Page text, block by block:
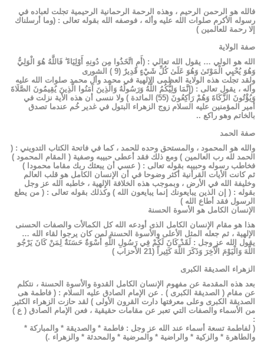
فالله هو الرحمن الرحيم ، وهذه الرحمة الرحمانية الرحيمية تجلت لعباده في
رسوله الأكرم صلوات الله عليه وأله ، فوصفه الله بقوله تعالى : (وما أرسلناك
إلا رحمة للعالمين )
صفة الولاية
الله هو الولي … يقول الله تعالي : (أَمِ اتَّخَذُوا مِن دُونِهِ أَوْلِيَاءَ ۖ فَاللَّهُ هُوَ الْوَلِيُّ
وَهُوَ يُحْيِي الْمَوْتَىٰ وَهُوَ عَلَىٰ كُلِّ شَيْءٍ قَدِيرٌ (9 ) الشورى
ولقد تجلت هذه الولاية العظمى الإلهية في محمد وأل محمد صلوات الله عليه
وأله ، يقول تعالى : (إِنَّمَا وَلِيُّكُمُ اللَّهُ وَرَسُولُهُ وَالَّذِينَ آمَنُوا الَّذِينَ يُقِيمُونَ الصَّلَاةَ
وَيُؤْتُونَ الزَّكَاةَ وَهُمْ رَاكِعُونَ (55) المائدة ) ولا ننسى أن هذه الأية نزلت في
أمير المؤمنين عليه السلام زوج الزهراء البتول في غدير خُم عندما تصدق
بالخاتم وهو راكع ..
صفة الحمد
والله هو المحمود ، والمستحق وحده للحمد ، كما في فاتحة الكتاب التدويني : (
الحمد لله رب العالمين ) ومع ذلك فقد أعطى حبيبه وصفية ( المقام المحمود )
فخاطب رسوله وحبيبه بقوله تعالى : ( عسي أن يبعثك ربك مقاما محمودا )
ثم كانت الأيات القرأنية أكثر وضوحا في أن الإنسان الكامل هو قلب العالم
وخليفة الله في الأرض ، وبموجب هذه الخلافة الإلهية ، خاطبه الله عز وجل
بقوله : ( إن الذين يبايعونك إنما يبايعون الله ) وكذلك بقوله تعالى : ( من يطع
الرسول فقد أطاع الله )
الإنسان الكامل هو الأسوة الحسنة
هذا هو مقام الإنسان الكامل الذى أودعه الله كل الكمالأت والصفات الحسنى
الإلهية ، ثم جعله المثل الأعلى والأسوة الحسنة لمن كان يرجوا لقاء الله …
يقول الله عز وجل : لَقَدْ كَانَ لَكُمْ فِي رَسُولِ اللَّهِ أُسْوَةٌ حَسَنَةٌ لِمَنْ كَانَ يَرْجُو
اللَّهَ وَالْيَوْمَ الْآَخِرَ وَذَكَرَ اللَّهَ كَثِيراً (21 الأحزاب )
الزهراء الصديقة الكبرى
بعد هذه المقدمة عن مفهوم الإنسان الكامل القدوة والأسوة الحسنة ، نتكلم
عن مقام ( الصديقة الكبرى ) . عن الإمام الصادق عليه السلام : ( فاطمة هى
الصديقة الكبرى وعلى معرفتها دارت القرون الأولى ) لقد حازت الزهراء الكثير
من الأسماء والصفات التي تعبر عن مقامات حقيقية ، فعن الإمام الصادق ( ع )
:
( لفاطمة تسعة أسماء عند الله عز وجل : فاطمة * والصديقة * والمباركة *
والطاهرة * والزكية * والراضية * والمرضية * والمحدثة * والزهراء .)